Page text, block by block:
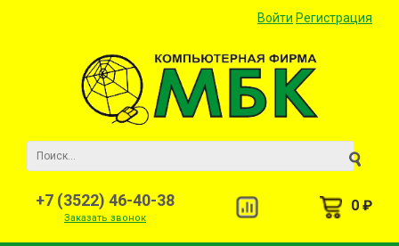
Войти Регистрация
+7 (3522) 46-40-38
Заказать звонок
0 ₽